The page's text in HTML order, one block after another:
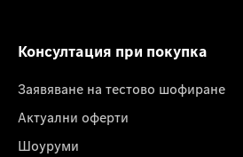
Консултация при покупка
Заявяване на тестово шофиране
Актуални оферти
Шоуруми